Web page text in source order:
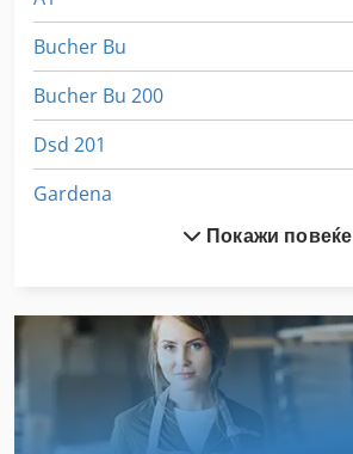
Bucher Bu
Bucher Bu 200
Dsd 201
Gardena
Glm
Mercedes
Покажи повеќе